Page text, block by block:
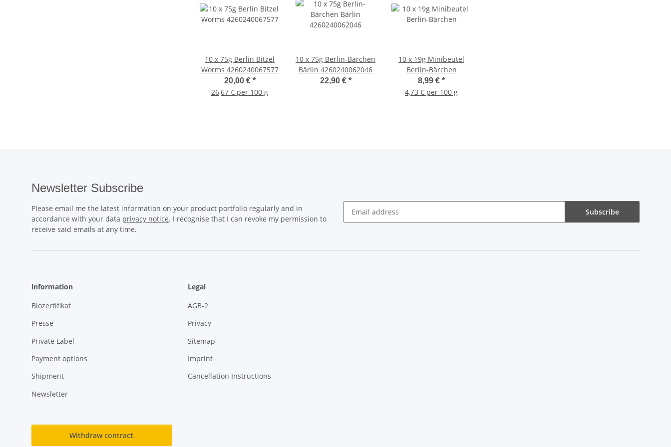
10 x 75g Berlin Bitzel
Worms 4260240067577
20,00 € *
26,67 € per 100 g
10 x 75g Berlin-Bärchen
Bärlin 4260240062046
22,90 € *
10 x 19g Minibeutel
Berlin-Bärchen
8,99 € *
4,73 € per 100 g
Newsletter Subscribe
Please email me the latest information on your product portfolio regularly and in
accordance with your data privacy notice. I recognise that I can revoke my permission to
receive said emails at any time.
Subscribe
information
Biozertifikat
Presse
Private Label
Payment options
Shipment
Newsletter
Legal
AGB-2
Privacy
Sitemap
Imprint
Cancellation Instructions
Withdraw contract